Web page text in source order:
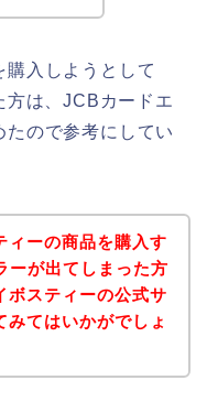
購入しようとして
は、JCBカードエ
ので参考にしてい
ィーの商品を購入す
ーが出てしまった方
ボスティーの公式サ
みてはいかがでしょ